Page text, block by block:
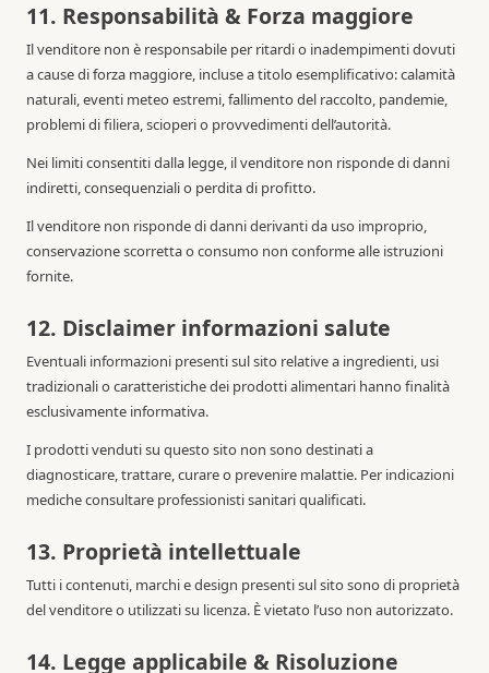
11. Responsabilità & Forza maggiore
Il venditore non è responsabile per ritardi o inadempimenti dovuti
a cause di forza maggiore, incluse a titolo esemplificativo: calamità
naturali, eventi meteo estremi, fallimento del raccolto, pandemie,
problemi di filiera, scioperi o provvedimenti dell’autorità.
Nei limiti consentiti dalla legge, il venditore non risponde di danni
indiretti, consequenziali o perdita di profitto.
Il venditore non risponde di danni derivanti da uso improprio,
conservazione scorretta o consumo non conforme alle istruzioni
fornite.
12. Disclaimer informazioni salute
Eventuali informazioni presenti sul sito relative a ingredienti, usi
tradizionali o caratteristiche dei prodotti alimentari hanno finalità
esclusivamente informativa.
I prodotti venduti su questo sito non sono destinati a
diagnosticare, trattare, curare o prevenire malattie. Per indicazioni
mediche consultare professionisti sanitari qualificati.
13. Proprietà intellettuale
Tutti i contenuti, marchi e design presenti sul sito sono di proprietà
del venditore o utilizzati su licenza. È vietato l’uso non autorizzato.
14. Legge applicabile & Risoluzione